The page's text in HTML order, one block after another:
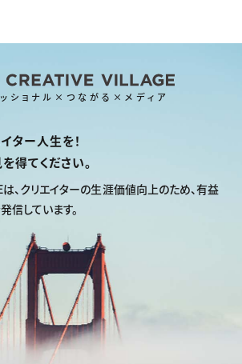
ショナル×つながる×メディア
ター人生を！
得てください。
、 クリエイターの生涯価値向上のため、有益
信しています。